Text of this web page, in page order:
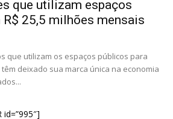
que utilizam espaços
25,5 milhões mensais
que utilizam os espaços públicos para
deixado sua marca única na economia
id=”995″]